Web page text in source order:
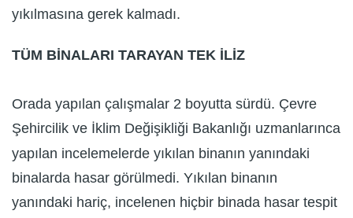
yıkılmasına gerek kalmadı.
TÜM BİNALARI TARAYAN TEK İLİZ
Orada yapılan çalışmalar 2 boyutta sürdü. Çevre
Şehircilik ve İklim Değişikliği Bakanlığı uzmanlarınca
yapılan incelemelerde yıkılan binanın yanındaki
binalarda hasar görülmedi. Yıkılan binanın
yanındaki hariç, incelenen hiçbir binada hasar tespit